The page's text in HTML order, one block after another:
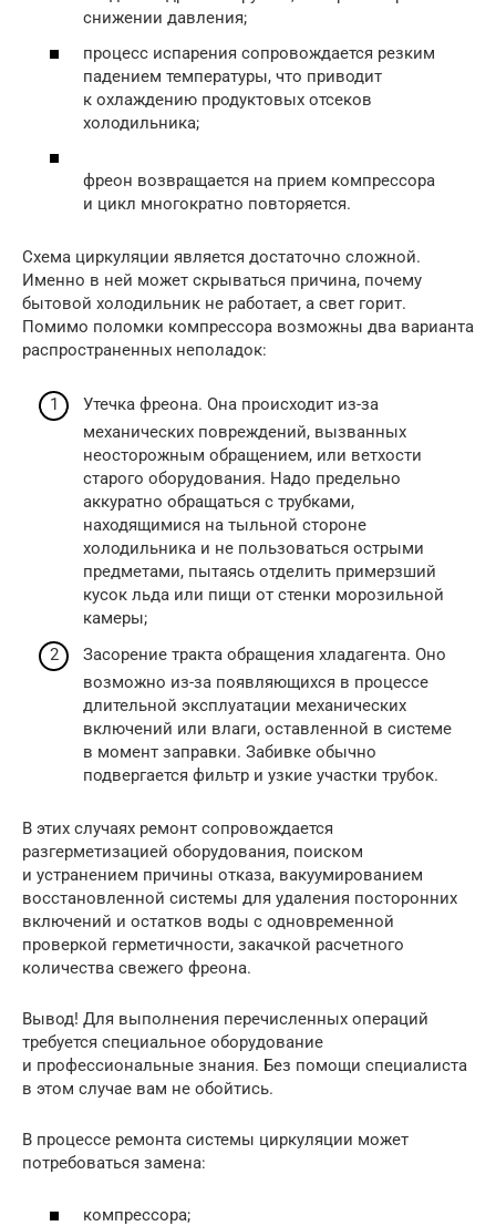
снижении давления;
процесс испарения сопровождается резким
падением температуры, что приводит
к охлаждению продуктовых отсеков
холодильника;
фреон возвращается на прием компрессора
и цикл многократно повторяется.
Схема циркуляции является достаточно сложной.
Именно в ней может скрываться причина, почему
бытовой холодильник не работает, а свет горит.
Помимо поломки компрессора возможны два варианта
распространенных неполадок:
Утечка фреона. Она происходит из-за
механических повреждений, вызванных
неосторожным обращением, или ветхости
старого оборудования. Надо предельно
аккуратно обращаться с трубками,
находящимися на тыльной стороне
холодильника и не пользоваться острыми
предметами, пытаясь отделить примерзший
кусок льда или пищи от стенки морозильной
камеры;
Засорение тракта обращения хладагента. Оно
возможно из-за появляющихся в процессе
длительной эксплуатации механических
включений или влаги, оставленной в системе
в момент заправки. Забивке обычно
подвергается фильтр и узкие участки трубок.
В этих случаях ремонт сопровождается
разгерметизацией оборудования, поиском
и устранением причины отказа, вакуумированием
восстановленной системы для удаления посторонних
включений и остатков воды с одновременной
проверкой герметичности, закачкой расчетного
количества свежего фреона.
Вывод! Для выполнения перечисленных операций
требуется специальное оборудование
и профессиональные знания. Без помощи специалиста
в этом случае вам не обойтись.
В процессе ремонта системы циркуляции может
потребоваться замена:
компрессора;